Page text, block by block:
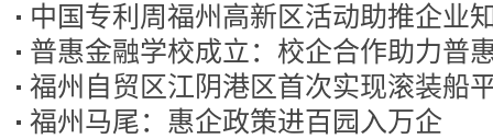
中国专利周福州高新区活动助推企业
展
普惠金融学校成立：校企合作助力普
福州自贸区江阴港区首次实现滚装船
车
福州马尾：惠企政策进百园入万企